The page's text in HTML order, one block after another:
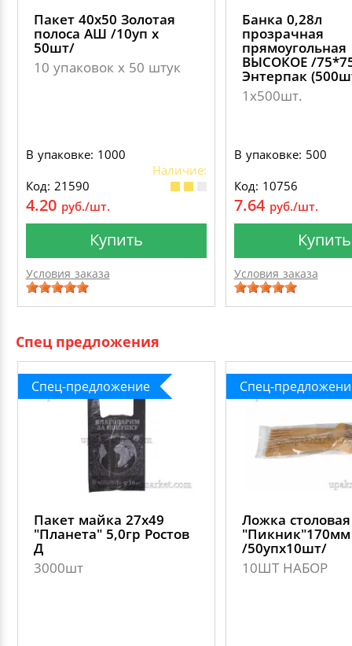
Пакет 40х50 Золотая
полоса АШ /10уп х
50шт/
10 упаковок х 50 штук
В упаковке: 1000
Наличие:
Код: 21590
4.20 руб./шт.
Купить
Условия заказа
Банка 0,28л
прозрачная
прямоугольная
ВЫСОКОЕ /
Энтерпак
1х500шт.
В упаковке: 500
Код: 10756
7.64 руб./шт.
Купить
Условия заказа
Спец предложения
Спец-предложение
Пакет майка 27х49
"Планета" 5,0гр Ростов
Д
3000шт
Спец-
Ложка
"Пикник"170мм
/50упх10шт/
10ШТ НАБОР